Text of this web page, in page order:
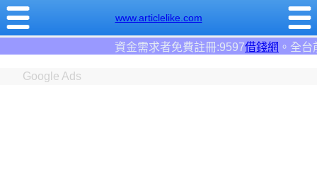
www.articlelike.com
借錢網。全台前三大借錢網站！
Google Ads